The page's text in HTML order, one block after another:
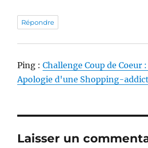
Répondre
Ping :Challenge Coup de Coeur
Apologie d'une Shopping-
Laisser un